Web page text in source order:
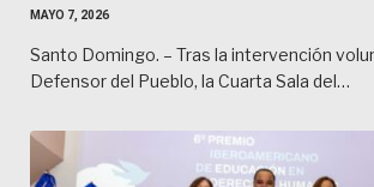
MAYO 7, 2026
Santo Domingo. – Tras la intervención
Defensor del Pueblo, la Cuarta Sala del…